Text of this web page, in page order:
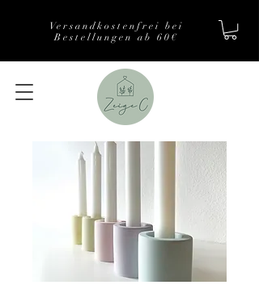
Versandkostenfrei bei
Bestellungen ab 60€